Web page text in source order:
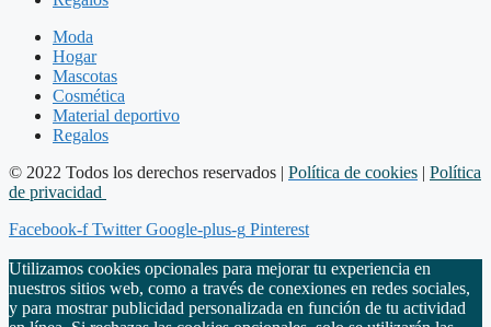
Moda
Hogar
Mascotas
Cosmética
Material deportivo
Regalos
© 2022 Todos los derechos reservados | Política de cookies | Política
de privacidad
Facebook-f Twitter Google-plus-g Pinterest
Utilizamos cookies opcionales para mejorar tu experiencia en
nuestros sitios web, como a través de conexiones en redes sociales,
y para mostrar publicidad personalizada en función de tu actividad